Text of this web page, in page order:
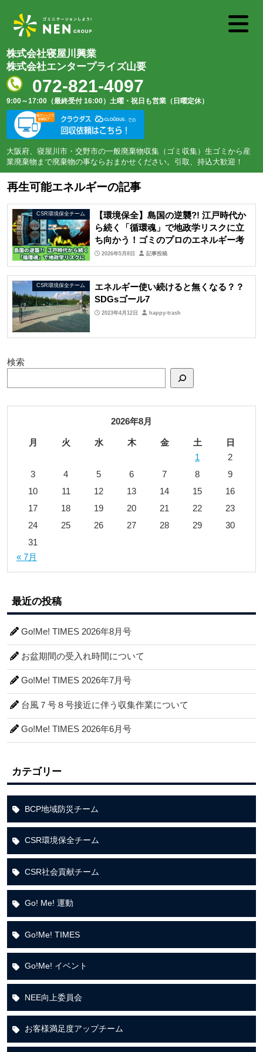
株式会社寝屋川興業
株式会社エンタープライズ山要
072-821-4097
9:00～17:00（最終受付 16:00） 土曜・祝日も営業（日曜定休）
大阪府、寝屋川市・交野市の一般廃棄物収集（ゴミ収集）生ゴミから産
業廃棄物まで廃棄物の事ならおまかせください。引取、持込大歓迎！
再生可能エネルギーの記事
CSR環境保全チーム
【環境保全】島国の逆襲?! 江戸時代か
ら続く「循環魂」で地政学リスクに立
ち向かう！ゴミのプロのエネルギー考
2026年5月8日 記事投稿
CSR環境保全チーム
エネルギー使い続けると無くなる？？
SDGsゴール7
2023年4月12日 happy-trash
検索
2026年8月
月 火 水 木 金 土
日
1
2
3
4 5 6 7 8
9
10
11 12 13 14 15
16
17
18 19 20 21 22
23
24
25 26 27 28 29
30
31
« 7月
最近の投稿
Go!Me! TIMES 2026年8月号
お盆期間の受入れ時間について
Go!Me! TIMES 2026年7月号
台風７号８号接近に伴う収集作業について
Go!Me! TIMES 2026年6月号
カテゴリー
BCP地域防災チーム
CSR環境保全チーム
CSR社会貢献チーム
Go! Me! 運動
Go!Me! TIMES
Go!Me! イベント
NEE向上委員会
お客様満足度アップチーム